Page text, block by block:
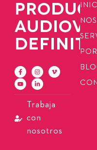
Trabaja
con
nosotros